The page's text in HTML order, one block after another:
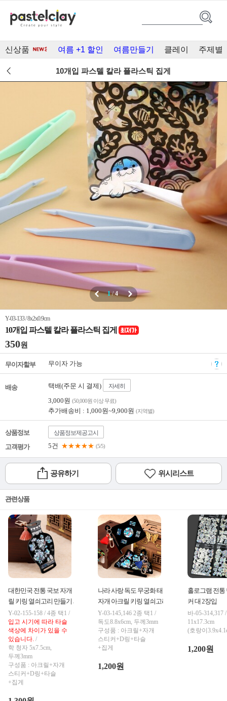
신상품 여름 +1 할인 여름만들기 클레이 주제별
10개입 파스텔 칼라 플라스틱 집게
1/4
Y-03-133 / 8x2x0.9cm
10개입 파스텔 칼라 플라스틱 집게
350원
무이자할부 무이자 가능
배송 택배(주문 시 결제) 자세히
3,000원 (50,000원 이상 무료)
추가배송비 : 1,000원~9,900원 (지역별)
상품정보 상품정보제공고시
고객평가 5건 ★★★★★ (5/5)
공유하기 위시리스트
관련상품
대한민국 전통 국보 자개 아크
릴 키링 열쇠고리 만들기 세트
Y-02-155-158 / 4종 택1 /
입고 시기에 따라 타슬
색상에 차이가 있을 수
있습니다. /
학 청자 5x7.5cm,
두께3mm
구성품 : 아크릴+자개
스티커+D링+타슬
+집게
나라 사랑 독도 무궁화 태극기
자개 아크릴 키링 열쇠고리 만
들기 세트
Y-03-145,146 2종 택1 /
독도8.8x6cm, 두께3mm
구성품 : 아크릴+자개
스티커+D링+타슬
+집게
1,200원
홀로그램 전통
커 대 2장입
바-05-314,317
11x17.3cm
(호랑이
1,200원